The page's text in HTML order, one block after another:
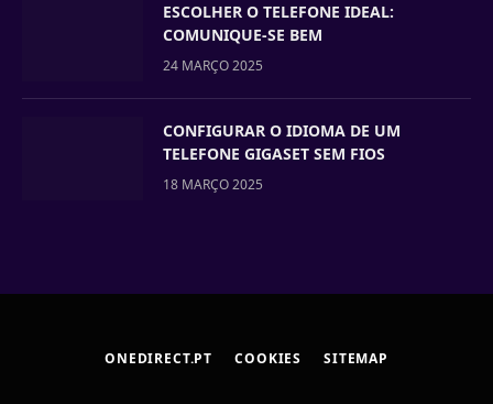
ESCOLHER O TELEFONE IDEAL:
COMUNIQUE-SE BEM
24 MARÇO 2025
CONFIGURAR O IDIOMA DE UM
TELEFONE GIGASET SEM FIOS
18 MARÇO 2025
ONEDIRECT.PT COOKIES SITEMAP